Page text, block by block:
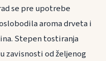
se pre upotrebe
aroma drveta i
Stepen tostiranja
zavisnosti od željenog